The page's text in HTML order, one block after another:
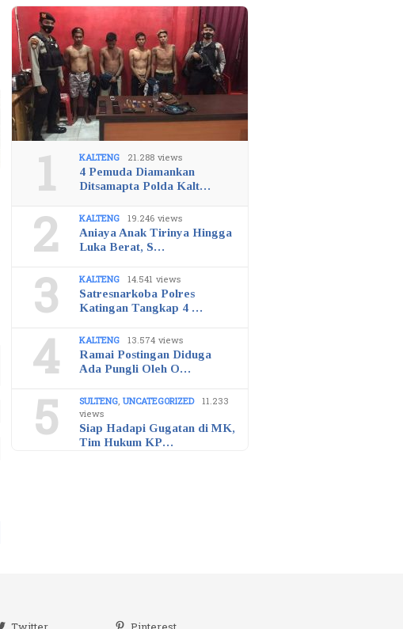
1 KALTENG 21.288 views
4 Pemuda Diamankan
Ditsamapta Polda Kalt…
2 KALTENG 19.246 views
Aniaya Anak Tirinya Hingga
Luka Berat, S…
3 KALTENG 14.541 views
Satresnarkoba Polres
Katingan Tangkap 4 …
4 KALTENG 13.574 views
Ramai Postingan Diduga
Ada Pungli Oleh O…
5 SULTENG,UNCATEGORIZED 11.233
views
Siap Hadapi Gugatan di MK,
Tim Hukum KP…